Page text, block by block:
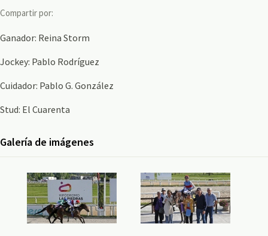
Compartir por:
Ganador: Reina Storm
Jockey: Pablo Rodríguez
Cuidador: Pablo G. González
Stud: El Cuarenta
Galería de imágenes